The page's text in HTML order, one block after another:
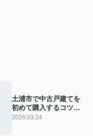
土浦市で中古戸建てを
初めて購入するコツ
は？住宅購入ガイドで
2026.03.24